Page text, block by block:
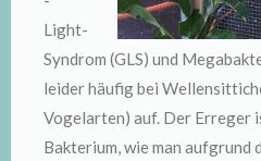
Light-
Syndrom (GLS) und
leider häufig bei
Vogelarten) auf. Der Erreger
Bakterium, wie man aufgrund